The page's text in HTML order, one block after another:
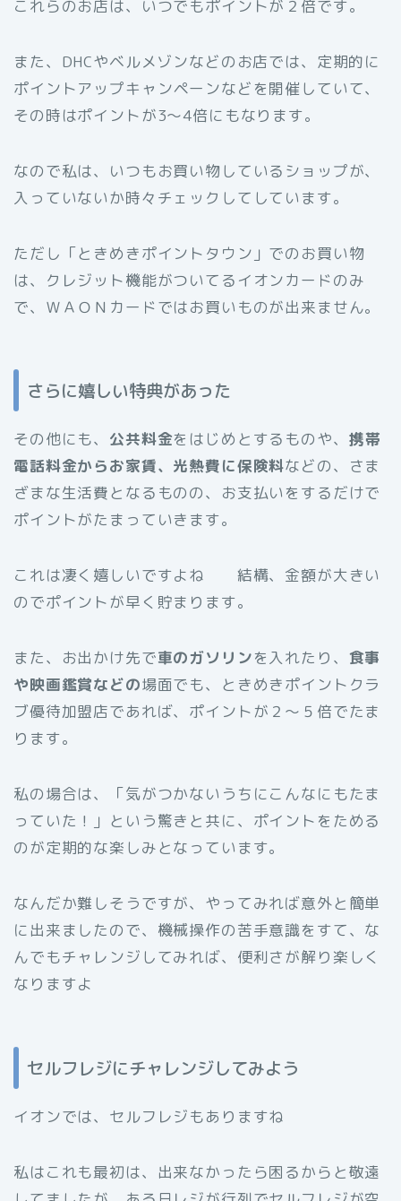
これらのお店は、いつでもポイントが２倍です。
また、DHCやベルメゾンなどのお店では、定期的に
ポイントアップキャンペーンなどを開催していて、
その時はポイントが3～4倍にもなります。
なので私は、いつもお買い物しているショップが、
入っていないか時々チェックしてしています。
ただし「ときめきポイントタウン」でのお買い物
は、クレジット機能がついてるイオンカードのみ
で、ＷＡＯＮカードではお買いものが出来ません。
さらに嬉しい特典があった
その他にも、 公共料金をはじめとするものや、 携帯
電話料金からお家賃、光熱費に保険料などの、さま
ざまな生活費となるものの、お支払いをするだけで
ポイントがたまっていきます。
これは凄く嬉しいですよね 結構、金額が大きい
のでポイントが早く貯まります。
また、お出かけ先で車のガソリンを入れたり、 食事
や映画鑑賞などの場面でも、ときめきポイントクラ
ブ優待加盟店であれば、ポイントが２～５倍でたま
ります。
私の場合は、「気がつかないうちにこんなにもたま
っていた！」という驚きと共に、ポイントをためる
のが定期的な楽しみとなっています。
なんだか難しそうですが、やってみれば意外と簡単
に出来ましたので、機械操作の苦手意識をすて、な
んでもチャレンジしてみれば、便利さが解り楽しく
なりますよ
セルフレジにチャレンジしてみよう
イオンでは、セルフレジもありますね
私はこれも最初は、出来なかったら困るからと敬遠